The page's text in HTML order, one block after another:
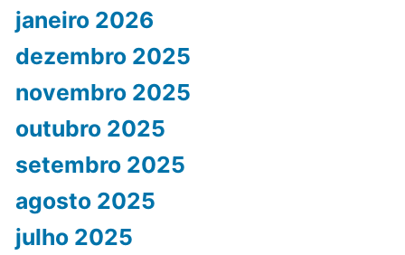
janeiro 2026
dezembro 2025
novembro 2025
outubro 2025
setembro 2025
agosto 2025
julho 2025